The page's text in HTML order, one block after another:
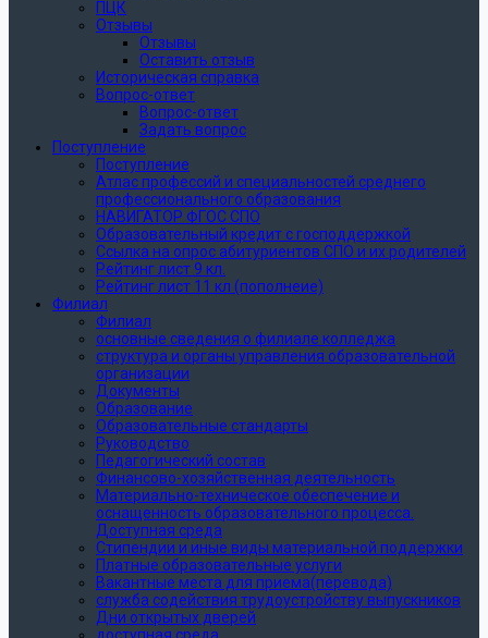
ПЦК
Отзывы
Отзывы
Оставить отзыв
Историческая справка
Вопрос-ответ
Вопрос-ответ
Задать вопрос
Поступление
Поступление
Атлас профессий и специальностей среднего
профессионального образования
НАВИГАТОР ФГОС СПО
Образовательный кредит с господдержкой
Ссылка на опрос абитуриентов СПО и их родителей
Рейтинг лист 9 кл.
Рейтинг лист 11 кл (пополнеие)
Филиал
Филиал
основные сведения о филиале колледжа
структура и органы управления образовательной
организации
Документы
Образование
Образовательные стандарты
Руководство
Педагогический состав
Финансово-хозяйственная деятельность
Материально-техническое обеспечение и
оснащенность образовательного процесса.
Доступная среда
Стипендии и иные виды материальной поддержки
Платные образовательные услуги
Вакантные места для приема(перевода)
служба содействия трудоустройству выпускников
Дни открытых дверей